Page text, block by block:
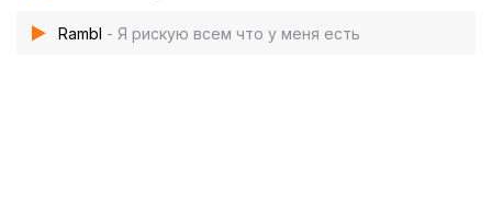
Rambl - Я рискую всем что у меня есть